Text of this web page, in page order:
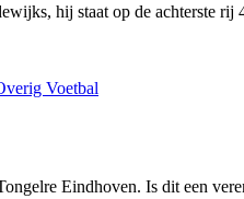
hij staat op de achterste rij
Voetbal
Eindhoven. Is dit een